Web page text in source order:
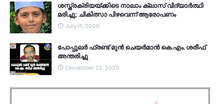
ശസ്ത്രക്രിയയ്ക്കിടെ നാലാം ക്ലാസ് വിദ്യാർത്ഥി
മരിച്ചു; ചികിത്സാ പിഴവെന്ന് ആരോപണം
July 15, 2026
പോപ്പുലർ ഫ്രണ്ട്​ മുൻ ചെയർമാൻ കെ.എം. ശരീഫ്​
അന്തരിച്ചു
December 22, 2020